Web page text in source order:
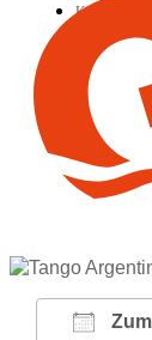
Kontakt